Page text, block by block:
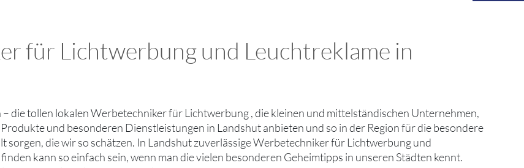
für Lichtwerbung und Leuchtreklame in
– die tollen lokalen Werbetechniker für Lichtwerbung , die kleinen und mittelständischen Unternehmen,
und besonderen Dienstleistungen in Landshut anbieten und so in der Region für die besondere
sorgen, die wir so schätzen. In Landshut zuverlässige Werbetechniker für Lichtwerbung und
kann so einfach sein, wenn man die vielen besonderen Geheimtipps in unseren Städten kennt.